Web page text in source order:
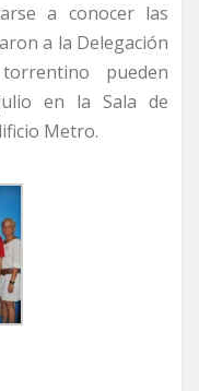
a conocer las
a la Delegación
pueden
en la Sala de
Metro.